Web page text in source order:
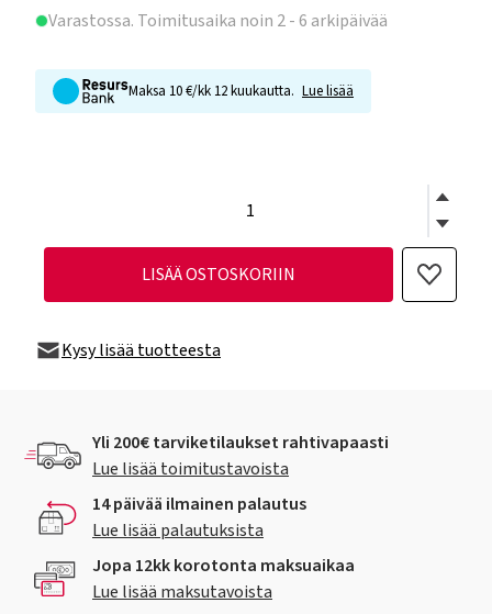
Varastossa. Toimitusaika noin 2 - 6 arkipäivää
Maksa 10 €/kk 12 kuukautta. Lue lisää
LISÄÄ OSTOSKORIIN
Kysy lisää tuotteesta
Yli 200€ tarviketilaukset rahtivapaasti
Lue lisää toimitustavoista
14 päivää ilmainen palautus
Lue lisää palautuksista
Jopa 12kk korotonta maksuaikaa
Lue lisää maksutavoista